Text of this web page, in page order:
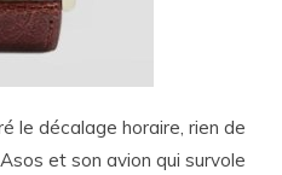
le décalage horaire, rien de
et son avion qui survole